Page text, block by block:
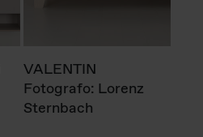
VALENTIN
Fotografo: Lorenz
Sternbach